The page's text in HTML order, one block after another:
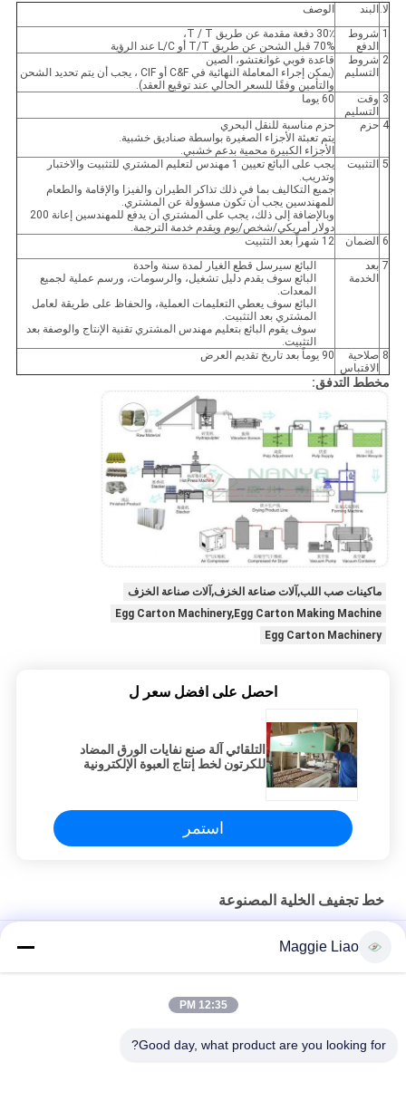
لا. البند
الوصف
1 شروط
الدفع
30٪ دفعة مقدمة عن طريق T / T،
70% قبل الشحن عن طريق T/T أو L/C عند الرؤية
2 شروط
التسليم
قاعدة فوبي غوانغتشو، الصين
(يمكن إجراء المعاملة النهائية في C&F أو CIF ، يجب أن يتم تحديد الشحن
والتأمين وفقًا للسعر الحالي عند توقيع العقد).
3 وقت
التسليم
60 يوما
4 حزم
حزم مناسبة للنقل البحري
يتم تعبئة الأجزاء الصغيرة بواسطة صناديق خشبية.
الأجزاء الكبيرة محمية بدعم خشبي.
5 التثبيت
يجب على البائع تعيين 1 مهندس لتعليم المشتري للتثبيت والاختبار
وتدريب.
جميع التكاليف بما في ذلك تذاكر الطيران والفيزا والإقامة والطعام
للمهندسين يجب أن تكون مسؤولة عن المشتري.
وبالإضافة إلى ذلك، يجب على المشتري أن يدفع للمهندسين إعانة 200
دولار أمريكي/شخص/يوم ويقدم خدمة الترجمة.
6
الضمان
12 شهراً بعد التثبيت
7 بعد
الخدمة
البائع سيرسل قطع الغيار لمدة سنة واحدة
البائع سوف يقدم دليل تشغيل، والرسومات، ورسم عملية لجميع
المعدات.
البائع سوف يعطي التعليمات العملية، والحفاظ على طريقة لعامل
المشتري بعد التثبيت.
سوف يقوم البائع بتعليم مهندس المشتري تقنية الإنتاج والوصفة بعد
التثبيت.
8 صلاحية
الاقتباس
90 يوماً بعد تاريخ تقديم العرض
مخطط التدفق:
ماكينات صب اللب,آلات صناعة الخزف,آلات صناعة الخزف
Egg Carton Machinery,Egg Carton Making Machine
Egg Carton Machinery
احصل على افضل سعر ل
التلقائي آلة صنع نفايات الورق المضاد
للكرتون لخط إنتاج العبوة الإلكترونية
استمر
خط تجفيف الخلية المصنوعة
نفق نوع الورق اللب صب آلة تجفيف خط الإنتاج، 220 فولت-440V
التلقائي آلة صنع نفايات الورق المضاد للكرتون لخط إنتاج العبوة
Maggie Liao
12:35 PM
Good day, what product are you looking for?